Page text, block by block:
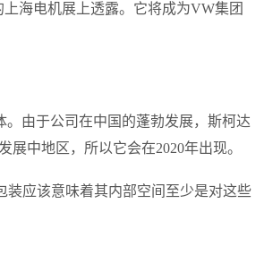
海电机展上透露。它将成为VW集团
。由于公司在中国的蓬勃发展，斯柯达
中地区，所以它会在2020年出现。
装应该意味着其内部空间至少是对这些